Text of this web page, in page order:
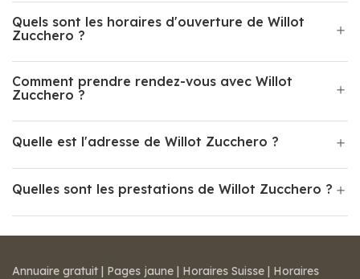
Quels sont les horaires d'ouverture de Willot
Zucchero ?
Comment prendre rendez-vous avec Willot
Zucchero ?
Quelle est l'adresse de Willot Zucchero ?
Quelles sont les prestations de Willot Zucchero ?
Annuaire gratuit | Pages jaune | Horaires Suisse | Horaires